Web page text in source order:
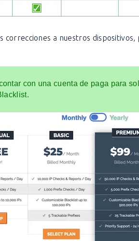
correcciones a nuestros dispositivos,
con una cuenta de paga para